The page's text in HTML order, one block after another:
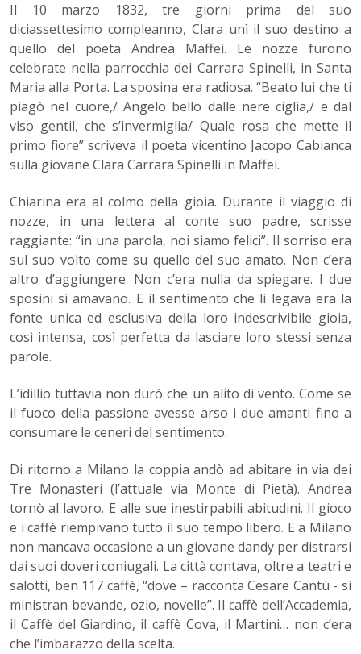
Il 10 marzo 1832, tre giorni prima del suo
diciassettesimo compleanno, Clara unì il suo destino a
quello del poeta Andrea Maffei. Le nozze furono
celebrate nella parrocchia dei Carrara Spinelli, in Santa
Maria alla Porta. La sposina era radiosa. “Beato lui che ti
piagò nel cuore,/ Angelo bello dalle nere ciglia,/ e dal
viso gentil, che s’invermiglia/ Quale rosa che mette il
primo fiore” scriveva il poeta vicentino Jacopo Cabianca
sulla giovane Clara Carrara Spinelli in Maffei.
Chiarina era al colmo della gioia. Durante il viaggio di
nozze, in una lettera al conte suo padre, scrisse
raggiante: “in una parola, noi siamo felici”. Il sorriso era
sul suo volto come su quello del suo amato. Non c’era
altro d’aggiungere. Non c’era nulla da spiegare. I due
sposini si amavano. E il sentimento che li legava era la
fonte unica ed esclusiva della loro indescrivibile gioia,
così intensa, così perfetta da lasciare loro stessi senza
parole.
L’idillio tuttavia non durò che un alito di vento. Come se
il fuoco della passione avesse arso i due amanti fino a
consumare le ceneri del sentimento.
Di ritorno a Milano la coppia andò ad abitare in via dei
Tre Monasteri (l’attuale via Monte di Pietà). Andrea
tornò al lavoro. E alle sue inestirpabili abitudini. Il gioco
e i caffè riempivano tutto il suo tempo libero. E a Milano
non mancava occasione a un giovane dandy per distrarsi
dai suoi doveri coniugali. La città contava, oltre a teatri e
salotti, ben 117 caffè, “dove – racconta Cesare Cantù - si
ministran bevande, ozio, novelle”. Il caffè dell’Accademia,
il Caffè del Giardino, il caffè Cova, il Martini… non c’era
che l’imbarazzo della scelta.